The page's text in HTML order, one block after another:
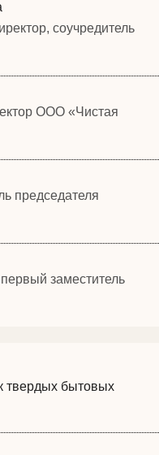
соучредитель
ООО «Чистая
председателя
заместитель
твердых бытовых